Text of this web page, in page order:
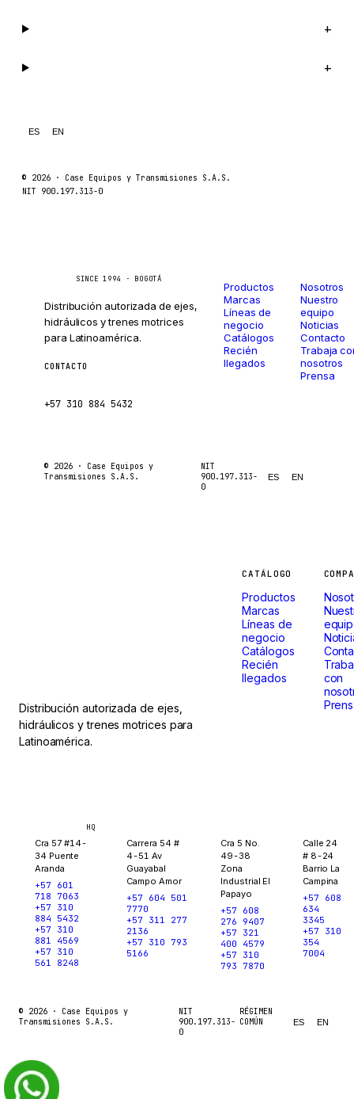
+
+
ES EN
© 2026 · Case Equipos y Transmisiones S.A.S.
NIT 900.197.313-0
SINCE 1994 · BOGOTÁ
Distribución autorizada de ejes,
hidráulicos y trenes motrices
para Latinoamérica.
CONTACTO
+57 310 884 5432
Productos
Marcas
Líneas de
negocio
Catálogos
Recién
llegados
Nosotros
Nuestro
equipo
Noticias
Contacto
Trabaja
nosotros
Prensa
© 2026 · Case Equipos y
Transmisiones S.A.S.
NIT
900.197.313-
0
ES EN
Distribución autorizada de ejes,
hidráulicos y trenes motrices para
Latinoamérica.
CATÁLOGO
Productos
Marcas
Líneas de
negocio
Catálogos
Recién
llegados
con
HQ
Cra 57 #14-
34 Puente
Aranda
+57 601
718 7063
+57 310
884 5432
+57 310
881 4569
+57 310
561 8248
Carrera 54 #
4-51 Av
Guayabal
Campo Amor
+57 604 501
7770
+57 311 277
2136
+57 310 793
5166
Cra 5 No.
49-38
Zona
Industrial El
Papayo
+57 608
276 9407
+57 321
400 4579
+57 310
793 7870
Calle 24
# 8-24
Barrio La
Campina
+57 608
634
3345
+57 310
354
7004
© 2026 · Case Equipos y
Transmisiones S.A.S.
NIT
900.197.313-
0
RÉGIMEN
COMÚN
ES EN